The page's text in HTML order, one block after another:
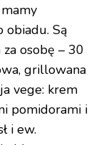
obiadu. Są
osobę – 30
grillowana
vege: krem
pomidorami i
i ew.